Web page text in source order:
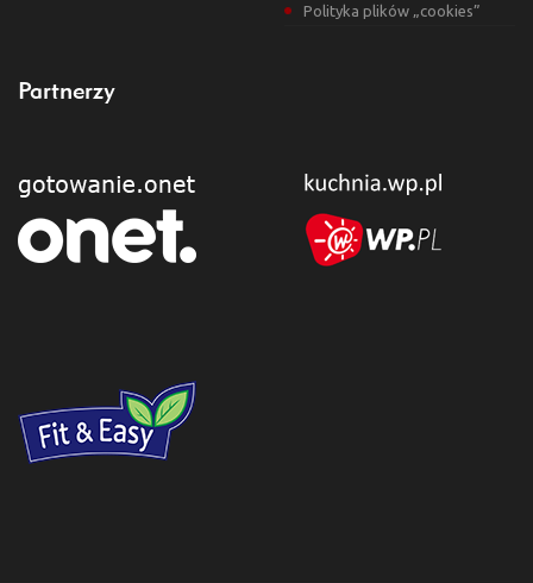
Polityka plików „cookies”
Partnerzy